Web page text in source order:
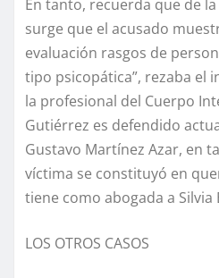
En tanto, recuerda que de
surge que el acusado
evaluación rasgos de
tipo psicopática”, rezaba el
la profesional del Cuerpo
Gutiérrez es defendido
Gustavo Martínez Azar, en
víctima se constituyó en
tiene como abogada a Silvia
LOS OTROS CASOS